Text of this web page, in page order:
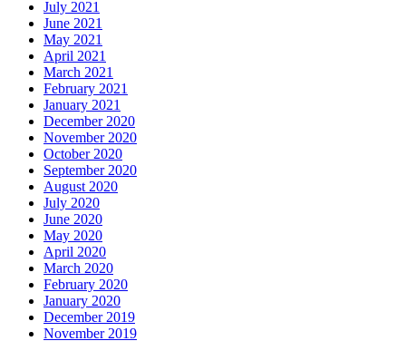
July 2021
June 2021
May 2021
April 2021
March 2021
February 2021
January 2021
December 2020
November 2020
October 2020
September 2020
August 2020
July 2020
June 2020
May 2020
April 2020
March 2020
February 2020
January 2020
December 2019
November 2019